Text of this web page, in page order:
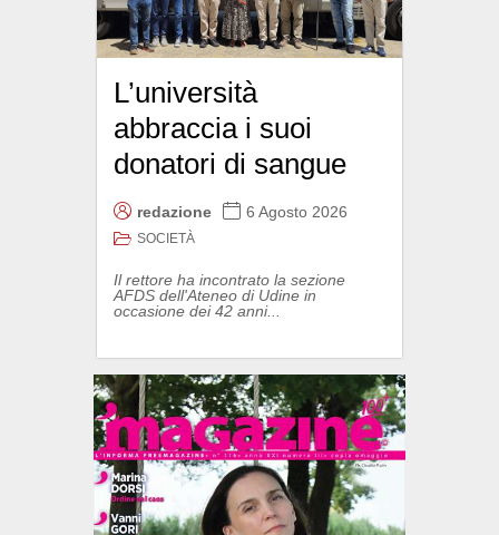
L’università
abbraccia i suoi
donatori di sangue
redazione 6 Agosto 2026
SOCIETÀ
Il rettore ha incontrato la sezione
AFDS dell'Ateneo di Udine in
occasione dei 42 anni...